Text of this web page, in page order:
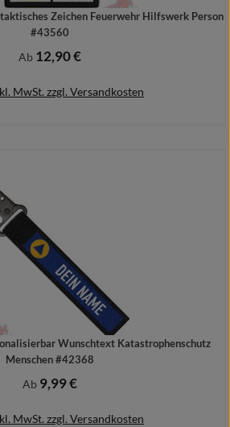
Zeichen Feuerwehr Hilfswerk Person
#43560
Regulärer Preis:
Ab 12,90 €
MwSt. zzgl. Versandkosten
Wunschtext Katastrophenschutz
Menschen #42368
Regulärer Preis:
Ab 9,99 €
MwSt. zzgl. Versandkosten